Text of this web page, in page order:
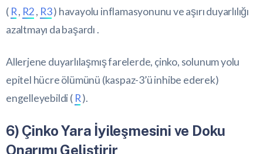
( R, R2, R3) havayolu inflamasyonunu ve aşırı duyarlılığı
azaltmayı da başardı .
Allerjene duyarlılaşmış farelerde, çinko, solunum yolu
epitel hücre ölümünü (kaspaz-3’ü inhibe ederek)
engelleyebildi ( R).
6) Çinko Yara İyileşmesini ve Doku
Onarımı Geliştirir